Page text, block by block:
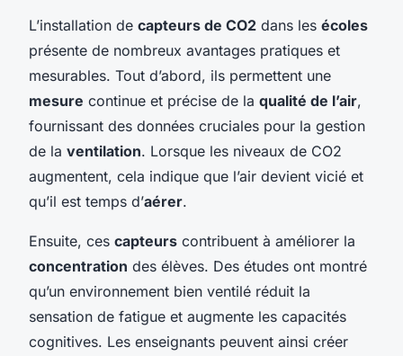
L’installation de capteurs de CO2 dans les écoles
présente de nombreux avantages pratiques et
mesurables. Tout d’abord, ils permettent une
mesure continue et précise de la qualité de l’air,
fournissant des données cruciales pour la gestion
de la ventilation. Lorsque les niveaux de CO2
augmentent, cela indique que l’air devient vicié et
qu’il est temps d’aérer.
Ensuite, ces capteurs contribuent à améliorer la
concentration des élèves. Des études ont montré
qu’un environnement bien ventilé réduit la
sensation de fatigue et augmente les capacités
cognitives. Les enseignants peuvent ainsi créer